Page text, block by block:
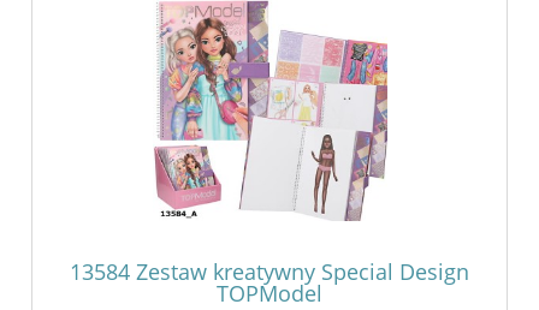
13584 Zestaw kreatywny Special Design
TOPModel